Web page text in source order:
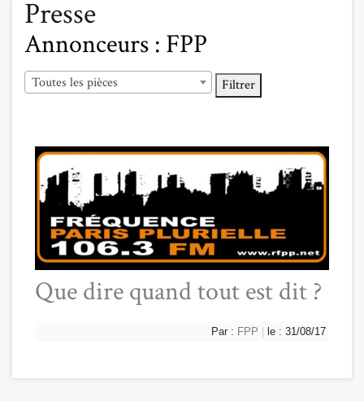
Presse
Annonceurs : FPP
Toutes les pièces Filtrer
Que dire quand tout est dit ?
Par : FPP le : 31/08/17